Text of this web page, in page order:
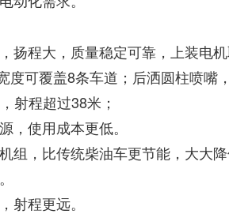
程大，质量稳定可靠，上装电机
可覆盖8条车道；后洒圆柱喷嘴
射程超过38米；
，使用成本更低。
，比传统柴油车更节能，大大降
射程更远。